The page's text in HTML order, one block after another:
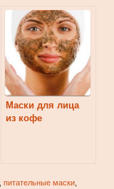
Маски для лица
из кофе
питательные маски,